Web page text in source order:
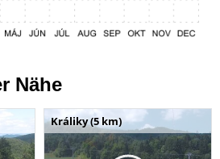
Nähe
Králiky (5 km)